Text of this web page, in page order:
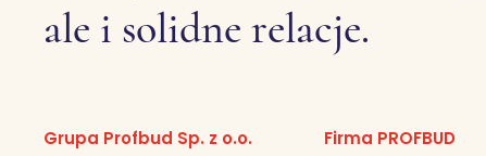
ale i solidne relacje.
Grupa Profbud Sp. z o.o.
Firma PROFBUD